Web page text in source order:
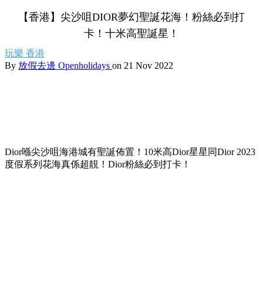
【香港】尖沙咀DIOR夢幻聖誕花海！粉絲必到打
卡！十米高聖誕星！
玩樂 香港
By 放假去邊 Openholidays on 21 Nov 2022
Dior喺尖沙咀海港城有聖誕佈置！10米高Dior星星同Dior 2023
度假系列花海真係超靚！Dior粉絲必到打卡！